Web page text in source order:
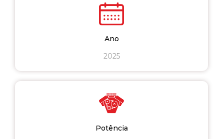
Ano
2025
Potência